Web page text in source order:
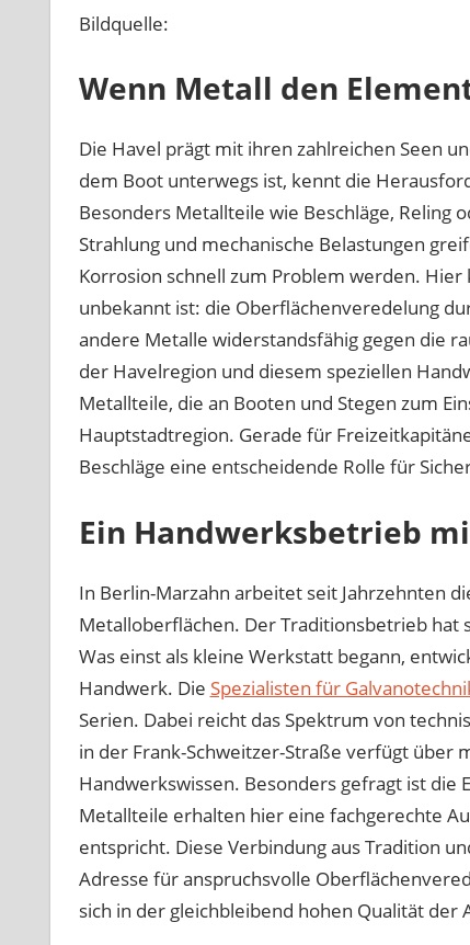
Bildquelle:
Wenn Metall den
Die Havel prägt mit ihren zahlreichen Seen
dem Boot unterwegs ist, kennt die
Besonders Metallteile wie Beschläge, Reling
Strahlung und mechanische Belastungen
Korrosion schnell zum Problem werden.
unbekannt ist: die Oberflächenveredelung
andere Metalle widerstandsfähig gegen die
der Havelregion und diesem speziellen
Metallteile, die an Booten und Stegen zum
Hauptstadtregion. Gerade für
Beschläge eine entscheidende Rolle für
Ein Handwerksbetrieb
In Berlin-Marzahn arbeitet seit Jahrzehnten
Metalloberflächen. Der Traditionsbetrieb hat
Was einst als kleine Werkstatt begann,
Handwerk. Die Spezialisten für
Serien. Dabei reicht das Spektrum von
in der Frank-Schweitzer-Straße verfügt
Handwerkswissen. Besonders gefragt ist
Metallteile erhalten hier eine fachgerechte
entspricht. Diese Verbindung aus Tradition
Adresse für anspruchsvolle
sich in der gleichbleibend hohen Qualität der